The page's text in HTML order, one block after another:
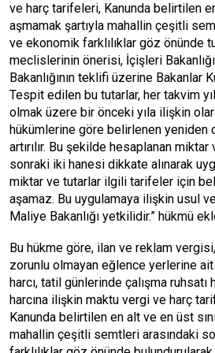
ve harç tarifeleri, Kanunda belirtilen
aşmamak şartıyla mahallin çeşitli
ve ekonomik farklılıklar göz önünde
meclislerinin önerisi, İçişleri
Bakanlığının teklifi üzerine Bakanlar
Tespit edilen bu tutarlar, her takvim
olmak üzere bir önceki yıla ilişkin
hükümlerine göre belirlenen yeniden
artırılır. Bu şekilde hesaplanan
sonraki iki hanesi dikkate alınarak
miktar ve tutarlar ilgili tarifeler için
aşamaz. Bu uygulamaya ilişkin usul
Maliye Bakanlığı yetkilidir.” hükmü
Bu hükme göre, ilan ve reklam
zorunlu olmayan eğlence yerlerine
harcı, tatil günlerinde çalışma
harcına ilişkin maktu vergi ve harç
Kanunda belirtilen en alt ve en üst
mahallin çeşitli semtleri arasındaki